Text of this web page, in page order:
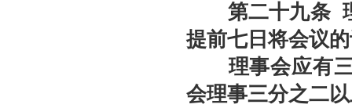
第二十九条
提前七日将会议
理事会应有三
会理事三分之二